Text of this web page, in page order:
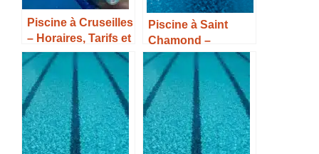
Piscine à Cruseilles
– Horaires, Tarifs et
Infos –
Piscine à Saint
Chamond –
Horaires, Tarifs et
Infos –